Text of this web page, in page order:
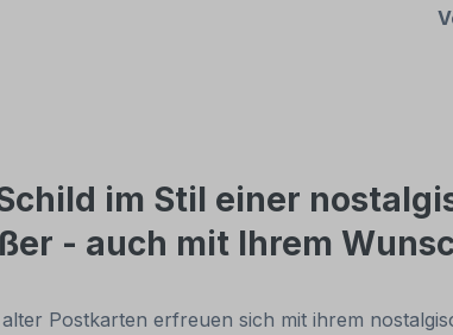
im Stil einer
- auch mit Ihrem
Postkarten erfreuen sich mit ihrem